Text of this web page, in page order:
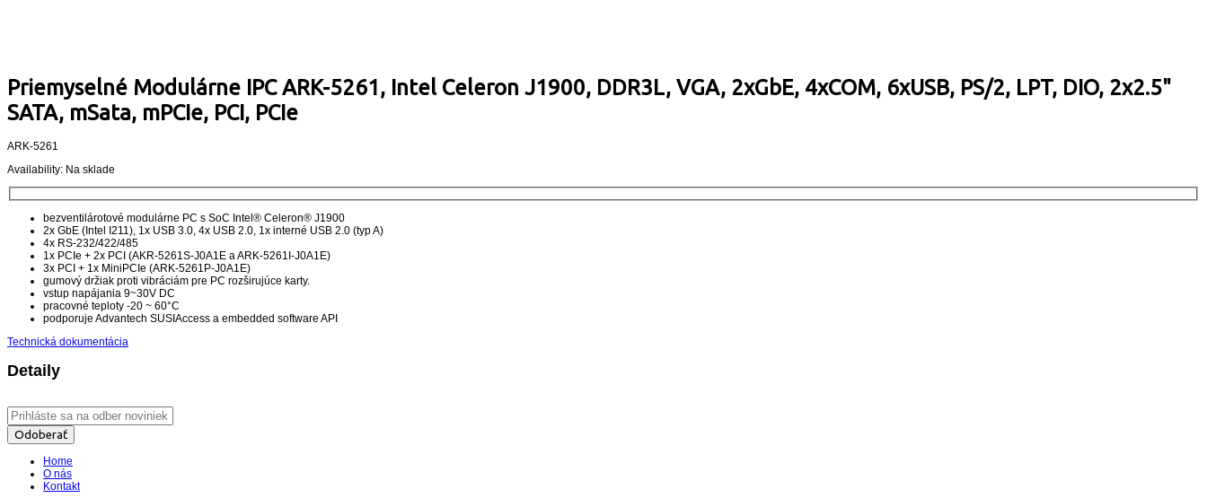
Priemyselné Modulárne IPC ARK-5261, Intel Celeron J1900, DDR3L, VGA, 2xGbE, 4xCOM, 6xUSB, PS/2, LPT, DIO, 2x2.5"
SATA, mSata, mPCIe, PCI, PCIe
ARK-5261
Availability: Na sklade
bezventilárotové modulárne PC s SoC Intel® Celeron® J1900
2x GbE (Intel I211), 1x USB 3.0, 4x USB 2.0, 1x interné USB 2.0 (typ A)
4x RS-232/422/485
1x PCIe + 2x PCI (AKR-5261S-J0A1E a ARK-5261I-J0A1E)
3x PCI + 1x MiniPCIe (ARK-5261P-J0A1E)
gumový držiak proti vibráciám pre PC rozširujúce karty.
vstup napájania 9~30V DC
pracovné teploty -20 ~ 60°C
podporuje Advantech SUSIAccess a embedded software API
Technická dokumentácia
Detaily
Odoberať
Home
O nás
Kontakt